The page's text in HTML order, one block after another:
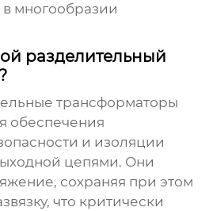
многообразии
разделительный
трансформаторы
обеспечения
и изоляции
цепями. Они
сохраняя при этом
что критически